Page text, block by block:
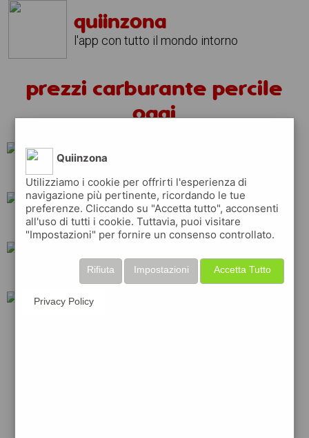
quiinzona
l'app con tutto il mondo intorno
prezzi carburante percile
oggi
esso
shell total q8
api
Quiinzona
Utilizziamo i cookie per offrirti l'esperienza di
navigazione più pertinente, ricordando le tue
preferenze. Cliccando su "Accetta tutto", acconsenti
all'uso di tutti i cookie. Tuttavia, puoi visitare
"Impostazioni" per fornire un consenso controllato.
Accetta Tutto
Impostazioni
Rifiuta
Privacy Policy